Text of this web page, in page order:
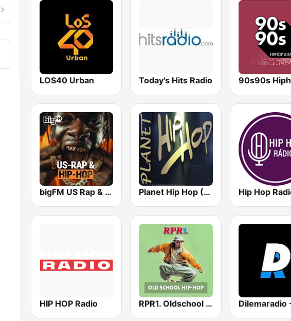
LOS40 Urban Today's Hits Radio
bigFM US Rap & Hip-Hop Planet Hip Hop (MRG.fm) Hip Hop
HIP HOP Radio RPR1. Oldschool Hip-Hop